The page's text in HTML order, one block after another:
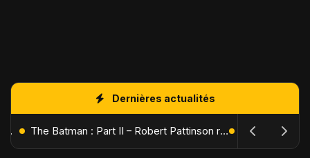
Dernières actualités
L'Âge de Glace : Le Réveil du Volcan – Manny, Sid et Diego de retour pour une aventure explosive The Batman : Part II – Robert Pattinson replonge dans les ténèbres de Gotham dès octobre 2027